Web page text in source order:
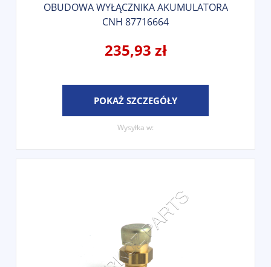
OBUDOWA WYŁĄCZNIKA AKUMULATORA
CNH 87716664
235,93 zł
POKAŻ SZCZEGÓŁY
Wysyłka w: